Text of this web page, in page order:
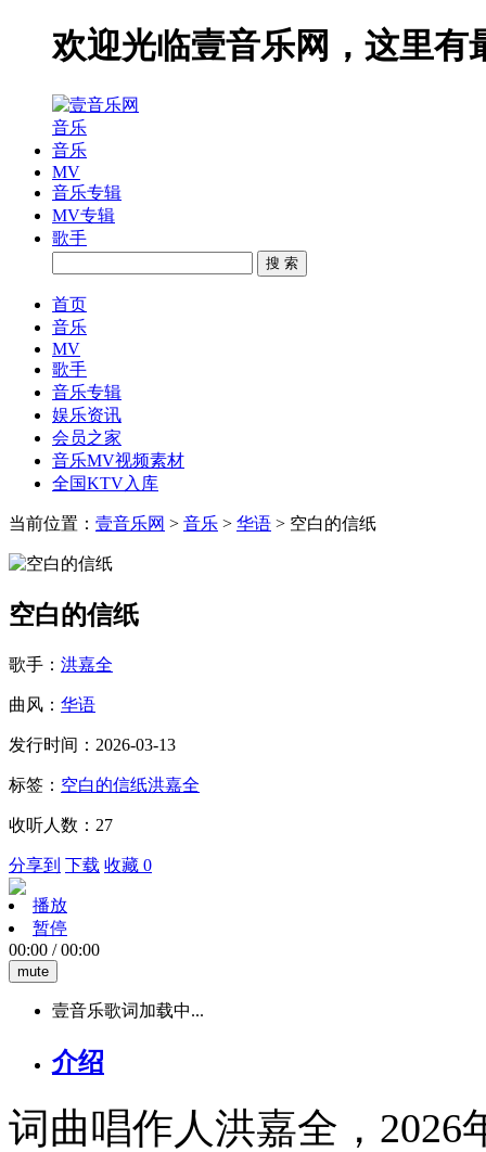
欢迎光临壹音乐网，这里有
音乐
音乐
MV
音乐专辑
MV专辑
歌手
搜 索
首页
音乐
MV
歌手
音乐专辑
娱乐资讯
会员之家
音乐MV视频素材
全国KTV入库
当前位置： 壹音乐网 > 音乐 > 华语 > 空白的信纸
空白的信纸
歌手： 洪嘉全
曲风： 华语
发行时间：2026-03-13
标签： 空白的信纸洪嘉全
收听人数：27
分享到 下载 收藏 0
播放
暂停
00:00 /00:00
mute
壹音乐歌词加载中...
介绍
词曲唱作人洪嘉全，